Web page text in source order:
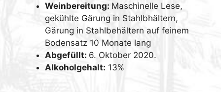
Weinbereitung: Maschinelle Lese,
gekühlte Gärung in Stahlbhältern,
Gärung in Stahlbehältern auf feinem
Bodensatz 10 Monate lang
Abgefüllt: 6. Oktober 2020.
Alkoholgehalt: 13%